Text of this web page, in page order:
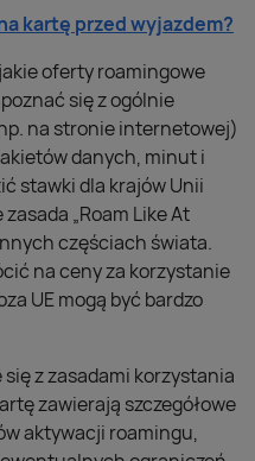
kartę przed wyjazdem?
oferty roamingowe
się z ogólnie
na stronie internetowej)
danych, minut i
stawki dla krajów Unii
„Roam Like At
częściach świata.
na ceny za korzystanie
UE mogą być bardzo
z zasadami korzystania
zawierają szczegółowe
aktywacji roamingu,